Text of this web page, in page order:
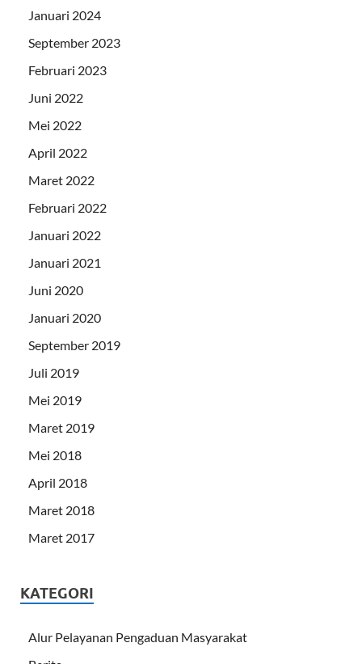
Januari 2024
September 2023
Februari 2023
Juni 2022
Mei 2022
April 2022
Maret 2022
Februari 2022
Januari 2022
Januari 2021
Juni 2020
Januari 2020
September 2019
Juli 2019
Mei 2019
Maret 2019
Mei 2018
April 2018
Maret 2018
Maret 2017
KATEGORI
Alur Pelayanan Pengaduan Masyarakat